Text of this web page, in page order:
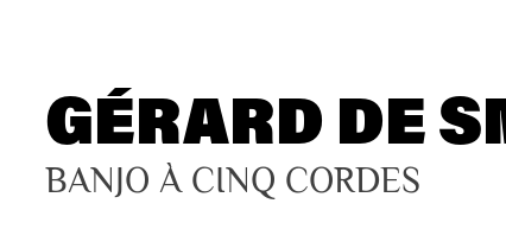
GÉRARD DE
BANJO À CINQ CORDES